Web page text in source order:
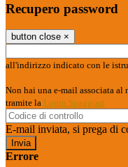
Recupero password
button close ×
all'indirizzo indicato con le
Non hai una e-mail associata al
tramite la Login Spaggiari
E-mail inviata, si prega di
Errore